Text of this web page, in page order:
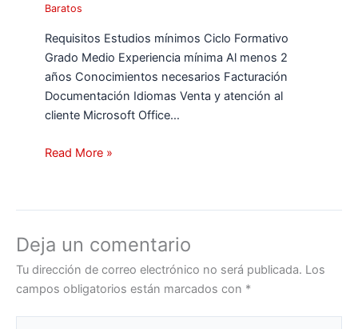
Baratos
Requisitos Estudios mínimos Ciclo Formativo
Grado Medio Experiencia mínima Al menos 2
años Conocimientos necesarios Facturación
Documentación Idiomas Venta y atención al
cliente Microsoft Office…
Read More »
Deja un comentario
Tu dirección de correo electrónico no será publicada. Los
campos obligatorios están marcados con *